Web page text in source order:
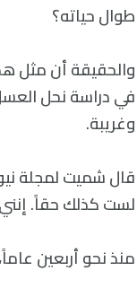
طوال حياته؟
والحقيقة أن مثل
في دراسة نحل
وغريبة.
لست كذلك حقاً.
منذ نحو أربعين